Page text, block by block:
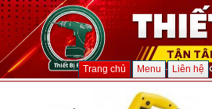
Trang chủ Menu Liên hệ